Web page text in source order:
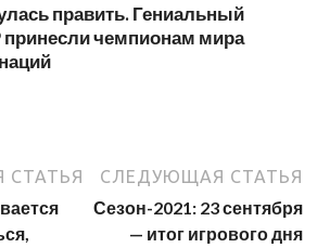
править. Гениальный
чемпионам мира
СТАТЬЯ СЛЕДУЮЩАЯ СТАТЬЯ
Сезон-2021: 23 сентября
— итог игрового дня